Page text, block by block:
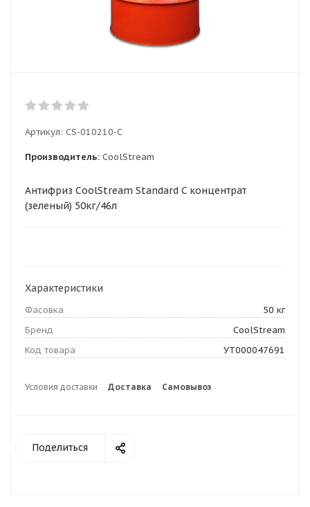
Артикул: CS-010210-C
Производитель: CoolStream
Антифриз CoolStream Standard C концентрат
(зеленый) 50кг/46л
Характеристики
Фасовка
50 кг
Бренд
CoolStream
Код товара
УТ000047691
Условия доставки Доставка Самовывоз
Поделиться